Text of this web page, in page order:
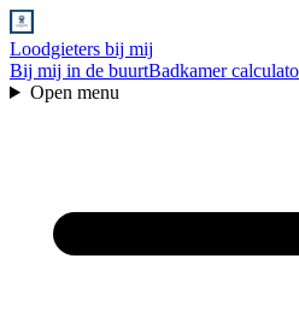
Loodgieters bij mij
Bij mij in de buurtBadkamer
Open menu